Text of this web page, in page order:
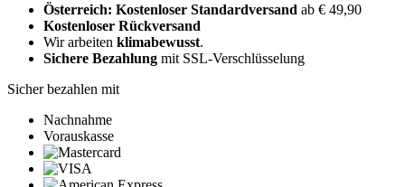
Österreich: Kostenloser Standardversand ab € 49,90
Kostenloser Rückversand
Wir arbeiten klimabewusst.
Sichere Bezahlung mit SSL-Verschlüsselung
Sicher bezahlen mit
Nachnahme
Vorauskasse